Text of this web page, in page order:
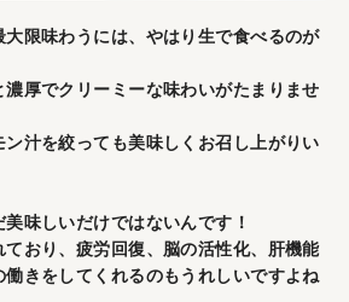
限味わうには、やはり生で食べるのが
厚でクリーミーな味わいがたまりませ
汁を絞っても美味しくお召し上がりい
味しいだけではないんです！
おり、疲労回復、脳の活性化、肝機能
きをしてくれるのもうれしいですよね